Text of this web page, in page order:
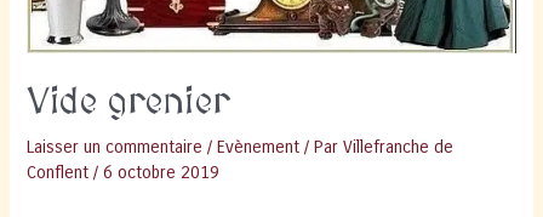
Vide grenier
Laisser un commentaire /Evènement / ParVillefranche de
Conflent /6 octobre 2019